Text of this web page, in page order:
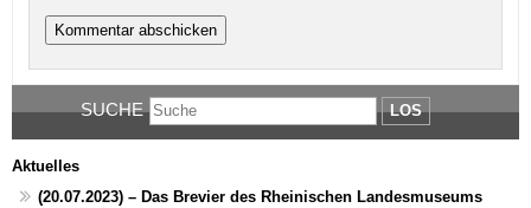
SUCHE LOS
Aktuelles
(20.07.2023) – Das Brevier des Rheinischen Landesmuseums